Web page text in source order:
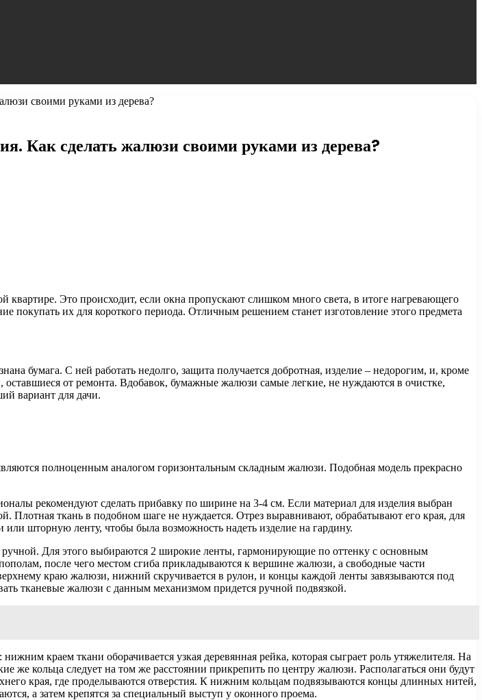
своими руками из дерева?
Как сделать жалюзи своими руками из дерева?
квартире. Это происходит, если окна пропускают слишком много света, в итоге нагревающего
покупать их для короткого периода. Отличным решением станет изготовление этого предмета
бумага. С ней работать недолго, защита получается добротная, изделие – недорогим, и, кроме
от ремонта. Вдобавок, бумажные жалюзи самые легкие, не нуждаются в очистке,
вариант для дачи.
полноценным аналогом горизонтальным складным жалюзи. Подобная модель прекрасно
рекомендуют сделать прибавку по ширине на 3-4 см. Если материал для изделия выбран
Плотная ткань в подобном шаге не нуждается. Отрез выравнивают, обрабатывают его края, для
шторную ленту, чтобы была возможность надеть изделие на гардину.
Для этого выбираются 2 широкие ленты, гармонирующие по оттенку с основным
после чего местом сгиба прикладываются к вершине жалюзи, а свободные части
краю жалюзи, нижний скручивается в рулон, и концы каждой ленты завязываются под
тканевые жалюзи с данным механизмом придется ручной подвязкой.
краем ткани оборачивается узкая деревянная рейка, которая сыграет роль утяжелителя. На
же кольца следует на том же расстоянии прикрепить по центру жалюзи. Располагаться они будут
края, где проделываются отверстия. К нижним кольцам подвязываются концы длинных нитей,
а затем крепятся за специальный выступ у оконного проема.